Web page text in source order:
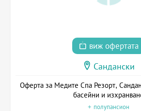
виж офертата
Сандански
Оферта за Медите Спа Резорт,
басейни и
+ полупансион